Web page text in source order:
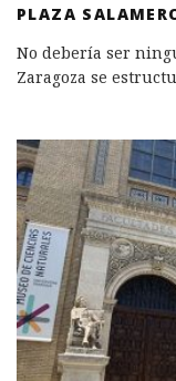
PLAZA
No debería ser
Zaragoza se